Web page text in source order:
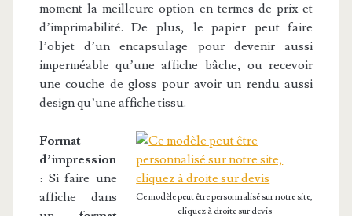
moment la meilleure option en termes de prix et
d’imprimabilité. De plus, le papier peut faire
l’objet d’un encapsulage pour devenir aussi
imperméable qu’une affiche bâche, ou recevoir
une couche de gloss pour avoir un rendu aussi
design qu’une affiche tissu.
Ce modèle peut être personnalisé sur notre site,
cliquez à droite sur devis
Format
d’impression
: Si faire une
affiche dans